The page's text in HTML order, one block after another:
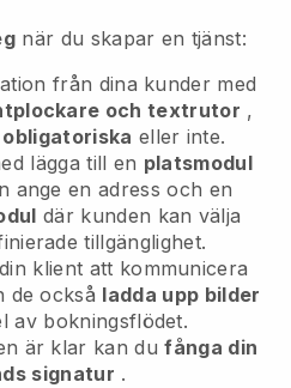
när du skapar en tjänst:
från dina kunder med
och textrutor ,
obligatoriska eller inte.
lägga till en platsmodul
ange en adress och en
där kunden kan välja
tillgänglighet.
klient att kommunicera
de också ladda upp bilder
av bokningsflödet.
är klar kan dufånga din
signatur .